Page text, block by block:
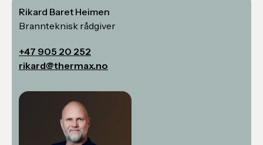
Rikard Baret Heimen
Brannteknisk rådgiver
+47 905 20 252
rikard@thermax.no